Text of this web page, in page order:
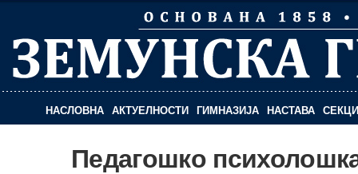
НАСЛОВНА АКТУЕЛНОСТИ ГИМНАЗИЈА НАСТАВА
Педагошко